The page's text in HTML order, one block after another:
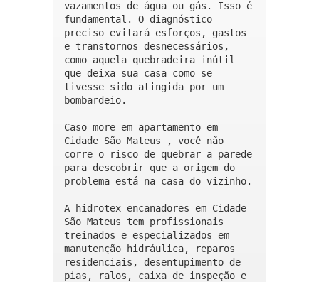
vazamentos de água ou gás. Isso é
fundamental. O diagnóstico
preciso evitará esforços, gastos
e transtornos desnecessários,
como aquela quebradeira inútil
que deixa sua casa como se
tivesse sido atingida por um
bombardeio.
Caso more em apartamento em
Cidade São Mateus , você não
corre o risco de quebrar a parede
para descobrir que a origem do
problema está na casa do vizinho.
A hidrotex encanadores em Cidade
São Mateus tem profissionais
treinados e especializados em
manutenção hidráulica, reparos
residenciais, desentupimento de
pias, ralos, caixa de inspeção e